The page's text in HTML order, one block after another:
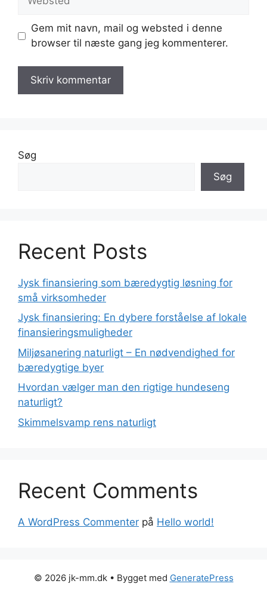
Gem mit navn, mail og websted i denne
browser til næste gang jeg kommenterer.
Søg
Søg
Recent Posts
Jysk finansiering som bæredygtig løsning for
små virksomheder
Jysk finansiering: En dybere forståelse af lokale
finansieringsmuligheder
Miljøsanering naturligt – En nødvendighed for
bæredygtige byer
Hvordan vælger man den rigtige hundeseng
naturligt?
Skimmelsvamp rens naturligt
Recent Comments
A WordPress Commenter på Hello world!
© 2026 jk-mm.dk• Bygget med GeneratePress